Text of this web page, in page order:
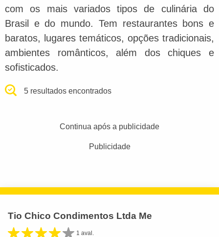
com os mais variados tipos de culinária do
Brasil e do mundo. Tem restaurantes bons e
baratos, lugares temáticos, opções tradicionais,
ambientes românticos, além dos chiques e
sofisticados.
5 resultados encontrados
Continua após a publicidade
Publicidade
Tio Chico Condimentos Ltda Me
1 aval.